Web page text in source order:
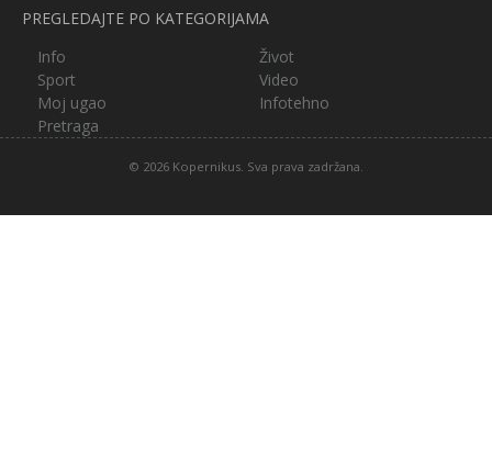
PREGLEDAJTE PO KATEGORIJAMA
Info
Život
Sport
Video
Moj ugao
Infotehno
Pretraga
© 2026 Kopernikus. Sva prava zadržana.